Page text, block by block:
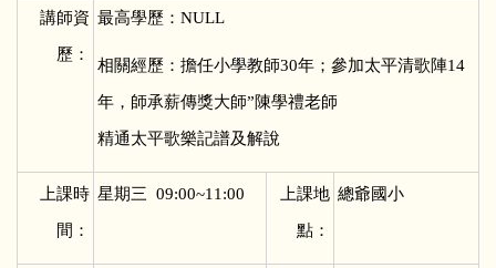
講師資
歷：
最高學歷：NULL
相關經歷：擔任小學教師30年；參加太平清歌陣14
年，師承薪傳獎大師”陳學禮老師
精通太平歌樂記譜及解說
上課時
間：
星期三 09:00~11:00 上課地
點：
總爺國小